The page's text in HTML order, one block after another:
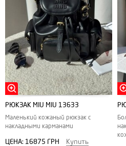
РЮКЗАК MIU MIU 13633
Маленький кожаный рюкзак с
накладными карманами
ЦЕНА: 16875 ГРН Купить